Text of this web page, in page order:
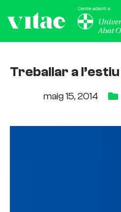
Treballar a l’estiu
maig 15, 2014